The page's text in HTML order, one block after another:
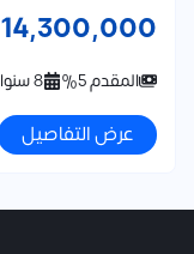
14,300,000
المقدم 5% 8 سنوات سنوات تقسيط
عرض التفاصيل